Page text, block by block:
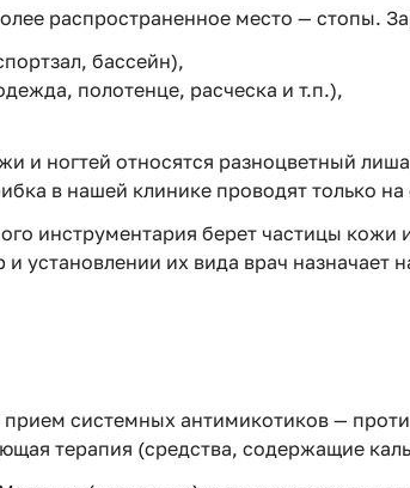
распространенное место — стопы.
бассейн),
полотенце, расческа и т.п.),
ногтей относятся разноцветный
в нашей клинике проводят только на
инструментария берет частицы кожи
установлении их вида врач назначает
прием системных антимикотиков —
терапия (средства, содержащие